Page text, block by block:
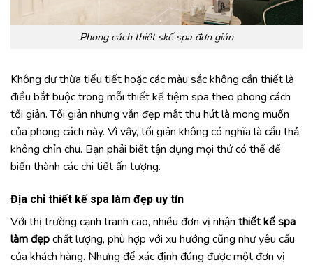
Phong cách thiêt skế spa đơn giản
Không dư thừa tiểu tiết hoặc các màu sắc không cần thiết là
điều bắt buộc trong mỗi thiết kế tiệm spa theo phong cách
tối giản. Tối giản nhưng vẫn đẹp mắt thu hút là mong muốn
của phong cách này. Vì vậy, tối giản không có nghĩa là cẩu thả,
không chỉn chu. Bạn phải biết tận dụng mọi thứ có thể để
biến thành các chi tiết ấn tượng.
Địa chỉ thiết kế spa làm đẹp uy tín
Với thị trường cạnh tranh cao, nhiều đơn vị nhận thiết kế spa
làm đẹpchất lượng, phù hợp với xu hướng cũng như yêu cầu
của khách hàng. Nhưng để xác định đúng được một đơn vị